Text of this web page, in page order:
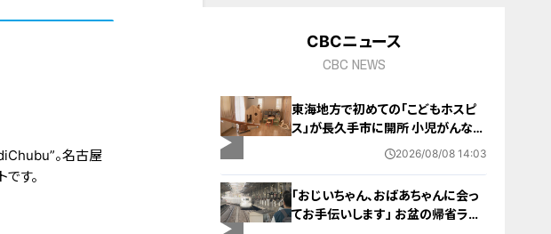
。名古屋
す。
CBCニュース
CBC NEWS
東海地方で初めての「こどもホスピ
ス」が長久手市に開所 小児がんなど
重い病気の子どもと家族を支える施
2026/08/08 14:03
「おじいちゃん、おばあちゃんに会っ
てお手伝いします」 お盆の帰省ラッ